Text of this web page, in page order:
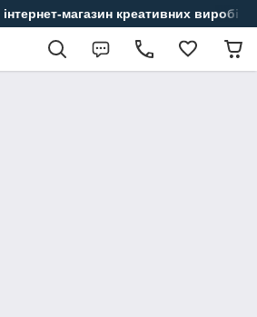
магазин креативних виробів